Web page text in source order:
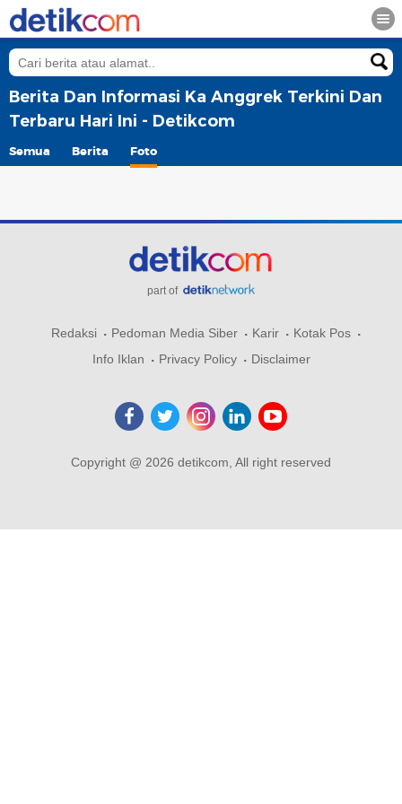
Berita Dan Informasi Ka Anggrek Terkini Dan
Terbaru Hari Ini - Detikcom
Semua Berita Foto
part of
Redaksi Pedoman Media Siber Karir
Kotak Pos
Info Iklan
Privacy Policy Disclaimer
Copyright @ 2026 detikcom, All right reserved